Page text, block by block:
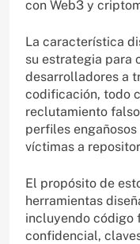
con Web3 y
La característica
su estrategia para
desarrolladores a
codificación, todo
reclutamiento
perfiles
víctimas a
El propósito de
herramientas
incluyendo código
confidencial,